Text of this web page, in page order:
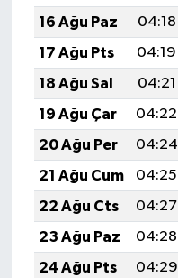
16 Ağu Paz
04:18
17 Ağu Pts
04:19
18 Ağu Sal
04:21
19 Ağu Çar
04:22
20 Ağu Per
04:24
21 Ağu Cum
04:25
22 Ağu Cts
04:27
23 Ağu Paz
04:28
24 Ağu Pts
04:29